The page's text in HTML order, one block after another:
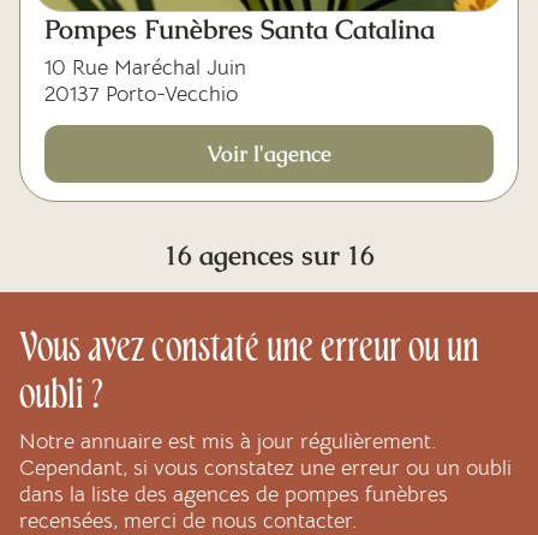
Pompes Funèbres Santa Catalina
10 Rue Maréchal Juin
20137 Porto-Vecchio
Voir l'agence
16 agences sur 16
Vous avez constaté une erreur ou un
oubli ?
Notre annuaire est mis à jour régulièrement.
Cependant, si vous constatez une erreur ou un oubli
dans la liste des agences de pompes funèbres
recensées, merci de nous contacter.